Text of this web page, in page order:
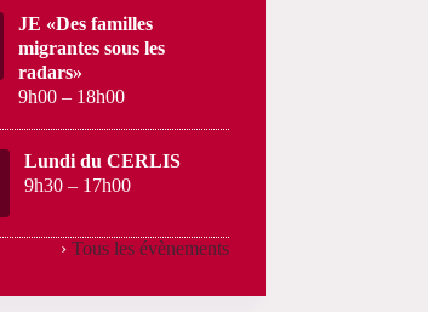
JE «Des familles
migrantes sous les
radars»
9h00 – 18h00
Lundi du CERLIS
9h30 – 17h00
› Tous les évènements